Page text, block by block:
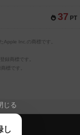
37 PT
Apple Inc.の商標です。
録商標です。
標です。
じる
し